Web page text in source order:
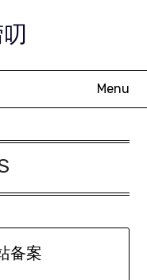
Menu
备案